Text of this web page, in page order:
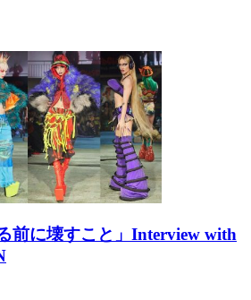
前に壊すこと」Interview with